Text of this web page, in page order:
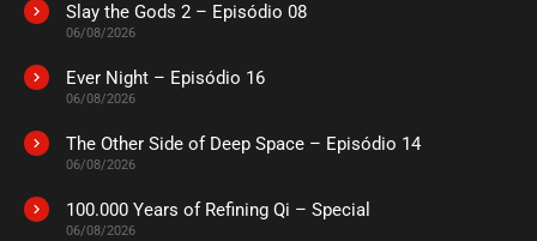
ASSISTIDO
EPISÓDIO 06
Slay the Gods 2 – Episódio 08
06/08/2026
Ever Night – Episódio 16
06/08/2026
The Other Side of Deep Space – Episódio 14
06/08/2026
100.000 Years of Refining Qi – Special
06/08/2026